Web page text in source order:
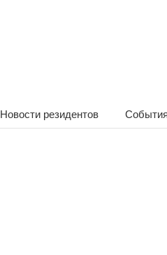
Новости резидентов